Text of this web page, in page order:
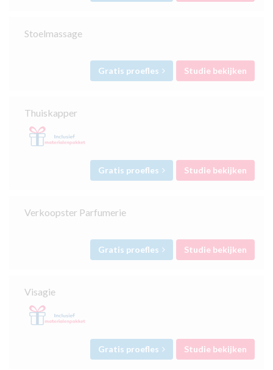
Stoelmassage
Gratis proefles Studie bekijken
Thuiskapper
Gratis proefles Studie bekijken
Verkoopster Parfumerie
Gratis proefles Studie bekijken
Visagie
Gratis proefles Studie bekijken